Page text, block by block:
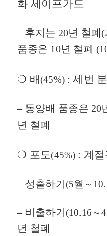
화 세이프가드
– 후지는 20년 철폐
품종은 10년 철폐
❍ 배(45%) : 세번
– 동양배 품종은 20
년 철폐
❍ 포도(45%) : 계절
– 성출하기(5월～
– 비출하기(10.16～
년 철폐